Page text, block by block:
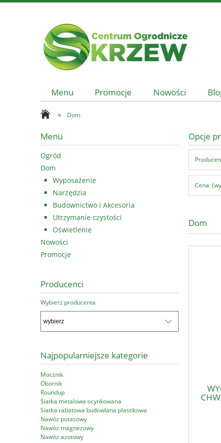
Menu Promocje Nowości
» Dom
Menu
Ogród
Dom
Wyposażenie
Narzędzia
Budownictwo i Akcesoria
Utrzymanie czystości
Oświetlenie
Nowości
Promocje
Producenci
Wybierz producenta
Najpopularniejsze kategorie
Mocznik
Obornik
Roundup
Siatka metalowa ocynkowana
Siatka rabatowa budowlana plastikowa
Nawóz potasowy
Nawóz magnezowy
Nawóz azotowy
Opcje
Cena:
Dom